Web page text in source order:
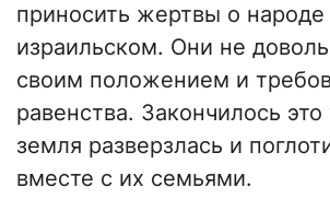
приносить жертвы о народе
израильском. Они не
своим положением и
равенства. Закончилось это
земля разверзлась и
вместе с их семьями.